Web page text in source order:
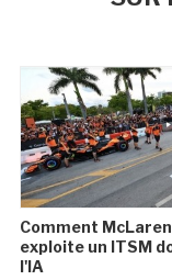
Comment McLaren
exploite un ITSM
l'IA